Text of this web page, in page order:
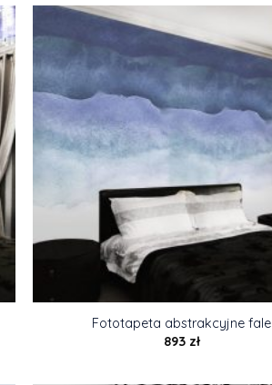
Fototapeta abstrakcyjne fale
893 zł